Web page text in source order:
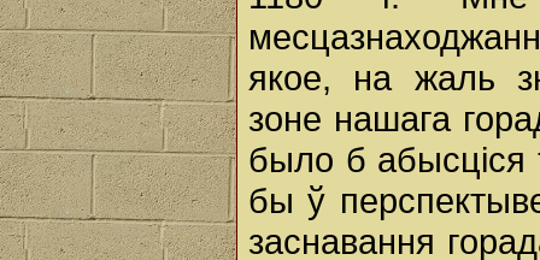
якое, на жаль
зоне нашага
было б абысціся
бы ў
заснавання